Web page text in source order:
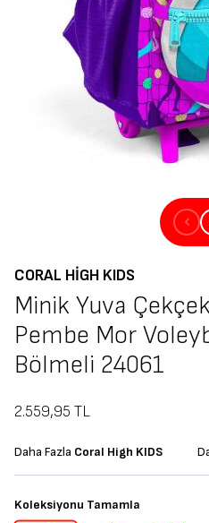
CORAL HIGH KIDS
Minik Yuva
Pembe Mor
Bölmeli 24061
2.559,95 TL
Daha Fazla Coral High KIDS
Koleksiyonu Tamamla